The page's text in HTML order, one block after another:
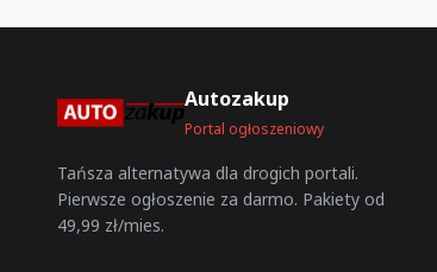
Autozakup
Portal ogłoszeniowy
Tańsza alternatywa dla drogich portali.
Pierwsze ogłoszenie za darmo. Pakiety od
49,99 zł/mies.